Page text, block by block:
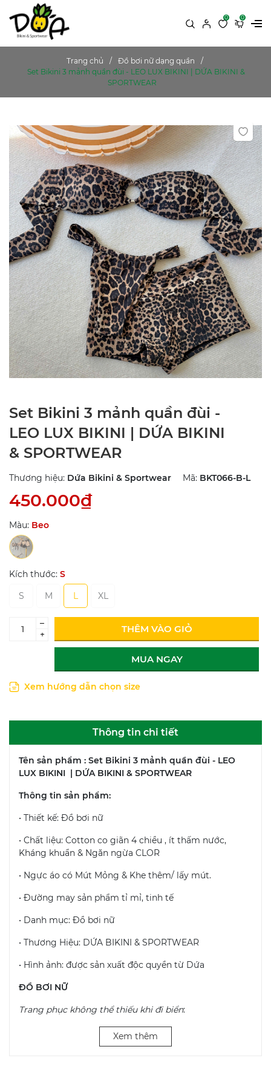
0 0
Trang chủ
Đồ bơi nữ dạng quần
Set Bikini 3 mảnh quần đùi - LEO LUX BIKINI | DỨA BIKINI &
SPORTWEAR
Set Bikini 3 mảnh quần đùi -
LEO LUX BIKINI | DỨA BIKINI
& SPORTWEAR
Thương hiệu: Dứa Bikini & Sportwear Mã: BKT066-B-L
450.000₫
Màu: Beo
Kích thước: S
S
M L XL
–
+
THÊM VÀO GIỎ
MUA NGAY
Xem hướng dẫn chọn size
Thông tin chi tiết
Tên sản phẩm : Set Bikini 3 mảnh quần đùi - LEO
LUX BIKINI | DỨA BIKINI & SPORTWEAR
Thông tin sản phẩm:
• Thiết kế: Đồ bơi nữ
• Chất liệu: Cotton co giãn 4 chiều , ít thấm nước,
Kháng khuẩn & Ngăn ngừa CLOR
• Ngực áo có Mút Mỏng & Khe thêm/ lấy mút.
• Đường may sản phẩm tỉ mỉ, tinh tế
• Danh mục: Đồ bơi nữ
• Thương Hiệu: DỨA BIKINI & SPORTWEAR
• Hình ảnh: được sản xuất độc quyền từ Dứa
ĐỒ BƠI NỮ
Trang phục không thể thiếu khi đi biển:
• Đối với các bạn gái, những bộ áo tắm, bikini sẽ là sự
lựa chọn hoàn hảo cho những chuyến đi biển.
Xem thêm